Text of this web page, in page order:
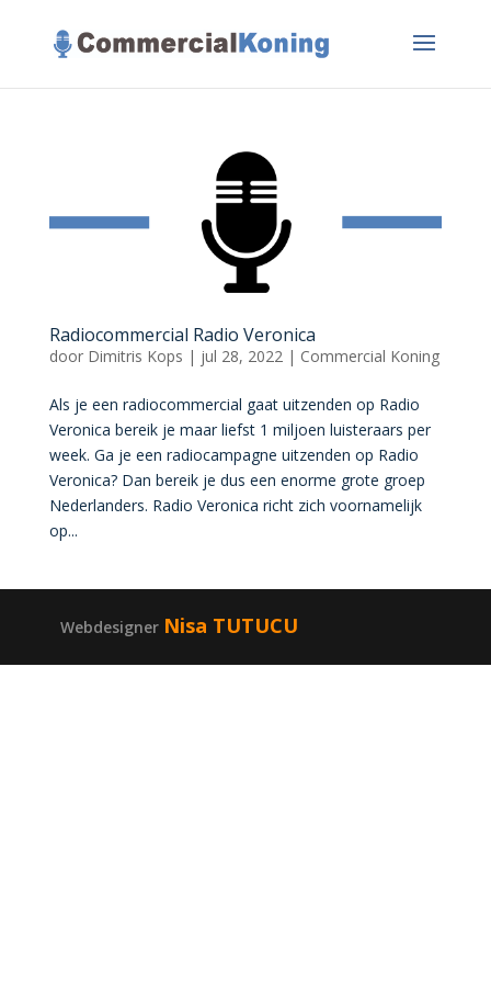
Radiocommercial Radio Veronica
door Dimitris Kops | jul 28, 2022 | Commercial Koning
Als je een radiocommercial gaat uitzenden op Radio
Veronica bereik je maar liefst 1 miljoen luisteraars per
week. Ga je een radiocampagne uitzenden op Radio
Veronica? Dan bereik je dus een enorme grote groep
Nederlanders. Radio Veronica richt zich voornamelijk
op...
Webdesigner Nisa TUTUCU